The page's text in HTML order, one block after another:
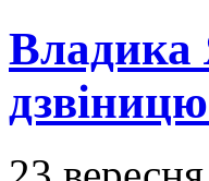
Владика